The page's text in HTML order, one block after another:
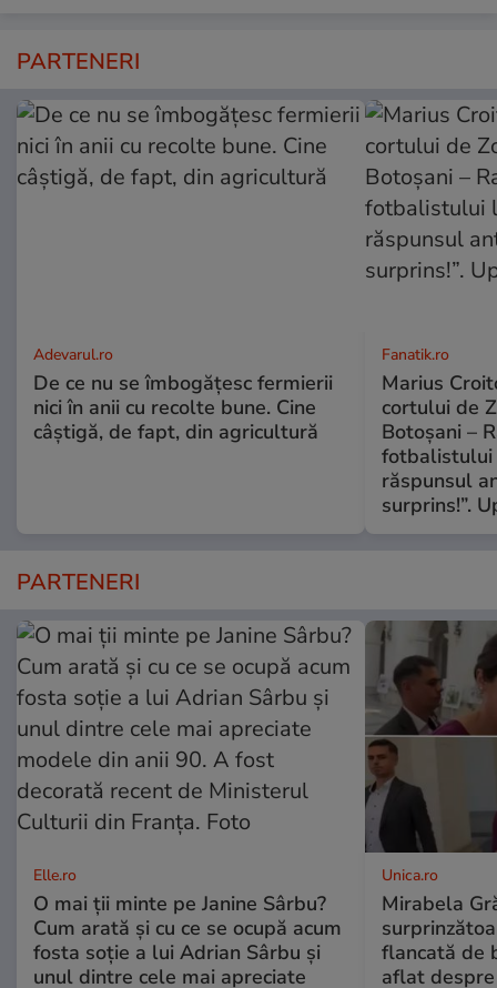
PARTENERI
Adevarul.ro
De ce nu se îmbogățesc fermierii
nici în anii cu recolte bune. Cine
câștigă, de fapt, din agricultură
Fanatik.ro
Marius
cortului de
Botoșani –
răspunsul
surprins!”.
PARTENERI
Elle.ro
O mai ții minte pe Janine Sârbu?
Cum arată și cu ce se ocupă acum
fosta soție a lui Adrian Sârbu și
unul dintre cele mai apreciate
Unica.ro
Mirabela
flancată de
aflat